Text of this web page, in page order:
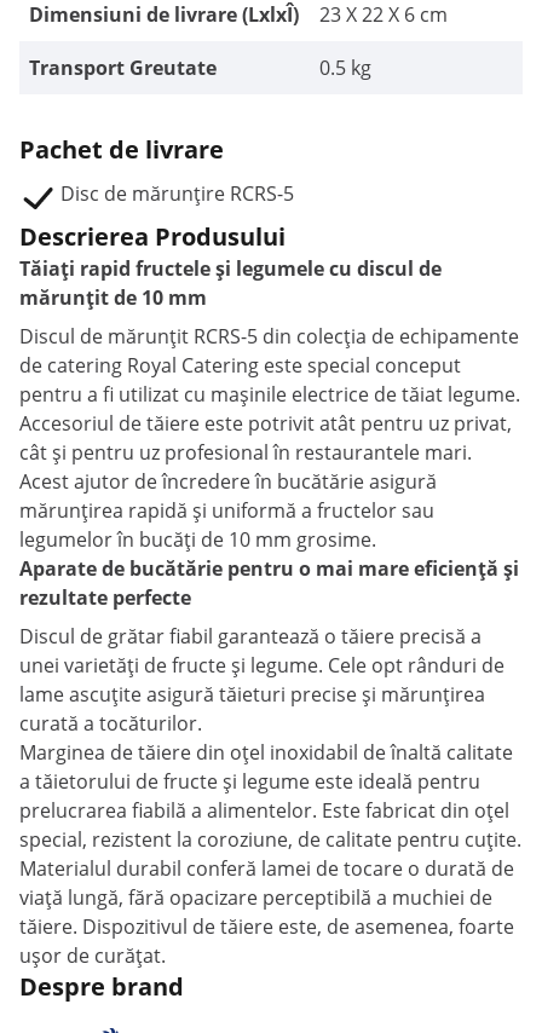
Dimensiuni de livrare (LxlxÎ)
23 X 22 X 6 cm
Transport Greutate
0.5 kg
Pachet de livrare
Disc de mărunțire RCRS-5
Descrierea Produsului
Tăiați rapid fructele și legumele cu discul de
mărunțit de 10 mm
Discul de mărunțit RCRS-5 din colecția de echipamente
de catering Royal Catering este special conceput
pentru a fi utilizat cu mașinile electrice de tăiat legume.
Accesoriul de tăiere este potrivit atât pentru uz privat,
cât și pentru uz profesional în restaurantele mari.
Acest ajutor de încredere în bucătărie asigură
mărunțirea rapidă și uniformă a fructelor sau
legumelor în bucăți de 10 mm grosime.
Aparate de bucătărie pentru o mai mare eficiență și
rezultate perfecte
Discul de grătar fiabil garantează o tăiere precisă a
unei varietăți de fructe și legume. Cele opt rânduri de
lame ascuțite asigură tăieturi precise și mărunțirea
curată a tocăturilor.
Marginea de tăiere din oțel inoxidabil de înaltă calitate
a tăietorului de fructe și legume este ideală pentru
prelucrarea fiabilă a alimentelor. Este fabricat din oțel
special, rezistent la coroziune, de calitate pentru cuțite.
Materialul durabil conferă lamei de tocare o durată de
viață lungă, fără opacizare perceptibilă a muchiei de
tăiere. Dispozitivul de tăiere este, de asemenea, foarte
ușor de curățat.
Despre brand